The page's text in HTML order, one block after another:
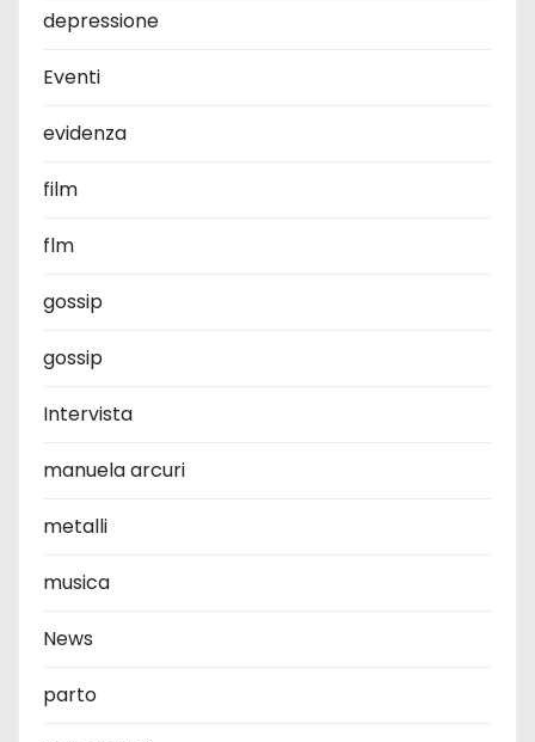
depressione
Eventi
evidenza
film
flm
gossip
gossip
Intervista
manuela arcuri
metalli
musica
News
parto